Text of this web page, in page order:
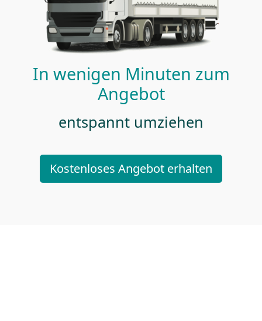
In wenigen Minuten zum
Angebot
entspannt umziehen
Kostenloses Angebot erhalten